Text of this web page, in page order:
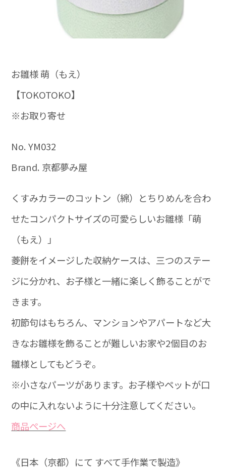
お雛様 萌（もえ）
【TOKOTOKO】
※お取り寄せ
No. YM032
Brand. 京都夢み屋
くすみカラーのコットン（綿）とちりめんを合わ
せたコンパクトサイズの可愛らしいお雛様「萌
（もえ）」
菱餅をイメージした収納ケースは、三つのステー
ジに分かれ、お子様と一緒に楽しく飾ることがで
きます。
初節句はもちろん、マンションやアパートなど大
きなお雛様を飾ることが難しいお家や2個目のお
雛様としてもどうぞ。
※小さなパーツがあります。お子様やペットが口
の中に入れないように十分注意してください。
商品ぺージへ
《日本（京都）にて すべて手作業で製造》